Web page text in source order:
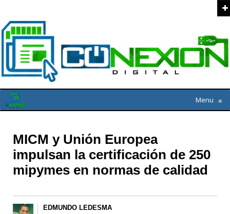
Menu ≡
MICM y Unión Europea
impulsan la certificación de 250
mipymes en normas de calidad
EDMUNDO LEDESMA